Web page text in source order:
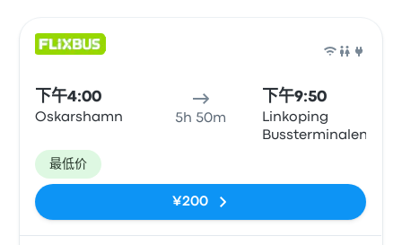
下午4:00
Oskarshamn 5h 50m
下午9:50
Linkoping
Bussterminalen
最低价
¥200